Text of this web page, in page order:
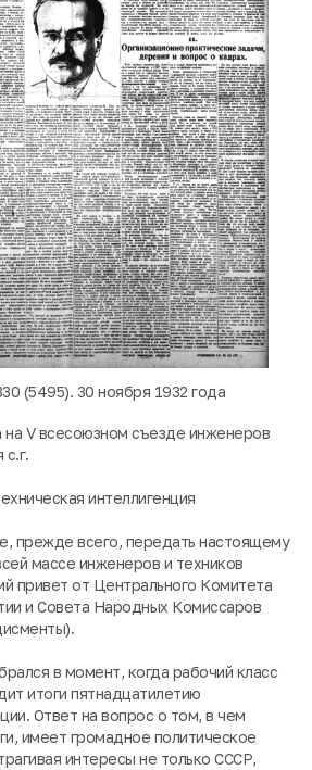
(5495). 30 ноября 1932 года
V всесоюзном съезде инженеров
с.г.
интеллигенция
прежде всего, передать настоящему
массе инженеров и техников
привет от Центрального Комитета
и Совета Народных Комиссаров
в момент, когда рабочий класс
итоги пятнадцатилетию
Ответ на вопрос о том, в чем
имеет громадное политическое
интересы не только СССР,